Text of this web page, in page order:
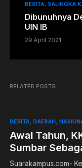
BERITA SALINGKA
Dibunuhnya
UIN IB
29 April 2021
RELATED POSTS
BERITA DAERAH
Awal Tahun,
Sumbar
Suarakampus.com-